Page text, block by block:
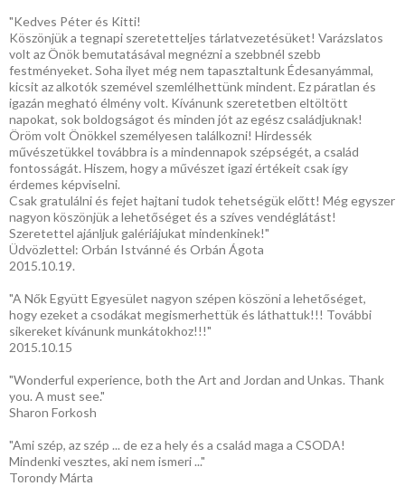
"Kedves Péter és Kitti!
Köszönjük a tegnapi szeretetteljes tárlatvezetésüket! Varázslatos
volt az Önök bemutatásával megnézni a szebbnél szebb
festményeket. Soha ilyet még nem tapasztaltunk Édesanyámmal,
kicsit az alkotók szemével szemlélhettünk mindent. Ez páratlan és
igazán megható élmény volt. Kívánunk szeretetben eltöltött
napokat, sok boldogságot és minden jót az egész családjuknak!
Öröm volt Önökkel személyesen találkozni! Hirdessék
művészetükkel továbbra is a mindennapok szépségét, a család
fontosságát. Hiszem, hogy a művészet igazi értékeit csak így
érdemes képviselni.
Csak gratulálni és fejet hajtani tudok tehetségük előtt! Még egyszer
nagyon köszönjük a lehetőséget és a szíves vendéglátást!
Szeretettel ajánljuk galériájukat mindenkinek!"
Üdvözlettel: Orbán Istvánné és Orbán Ágota
2015.10.19.
"A Nők Együtt Egyesület nagyon szépen köszöni a lehetőséget,
hogy ezeket a csodákat megismerhettük és láthattuk!!! További
sikereket kívánunk munkátokhoz!!!"
2015.10.15
"Wonderful experience, both the Art and Jordan and Unkas. Thank
you. A must see."
Sharon Forkosh
"Ami szép, az szép ... de ez a hely és a család maga a CSODA!
Mindenki vesztes, aki nem ismeri ..."
Torondy Márta